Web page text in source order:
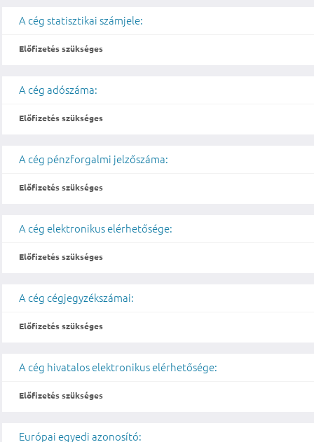
A cég statisztikai számjele:
Előfizetés szükséges
A cég adószáma:
Előfizetés szükséges
A cég pénzforgalmi jelzőszáma:
Előfizetés szükséges
A cég elektronikus elérhetősége:
Előfizetés szükséges
A cég cégjegyzékszámai:
Előfizetés szükséges
A cég hivatalos elektronikus elérhetősége:
Előfizetés szükséges
Európai egyedi azonosító: